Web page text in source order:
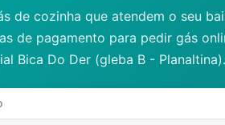
de cozinha que atendem o seu
de pagamento para pedir gás
Bica Do Der (gleba B - Planaltina).